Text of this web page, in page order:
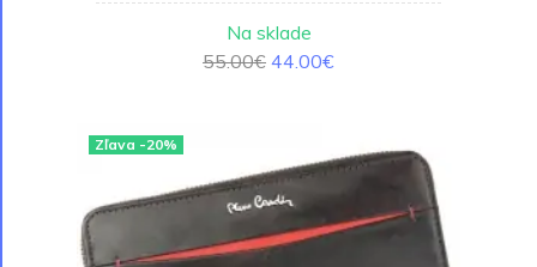
Na sklade
55.00€ 44.00€
Zľava -20%